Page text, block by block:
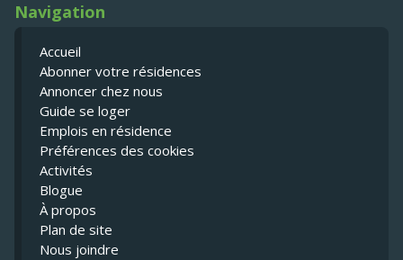
Navigation
Accueil
Abonner votre résidences
Annoncer chez nous
Guide se loger
Emplois en résidence
Préférences des cookies
Activités
Blogue
À propos
Plan de site
Nous joindre